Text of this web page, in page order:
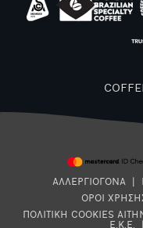
ΑΛΛΕΡΓΙΟΓΟΝΑ
ΟΡΟΙ
ΠΟΛΙΤΙΚΗ COOKIES
Ε.Κ.Ε.